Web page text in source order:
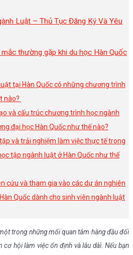
Luật – Thủ Tục Đăng Ký Và Yêu
thường gặp khi du học Hàn Quốc
tại Hàn Quốc có những chương trình
nào?
và cấu trúc chương trình học ngành
đại học Hàn Quốc như thế nào?
và trải nghiệm làm việc thực tế trong
tập ngành luật ở Hàn Quốc như thế
cứu và tham gia vào các dự án nghiên
Quốc dành cho sinh viên ngành luật
trong những mối quan tâm hàng đầu đối
hội làm việc ổn định và lâu dàì. Nếu bạn